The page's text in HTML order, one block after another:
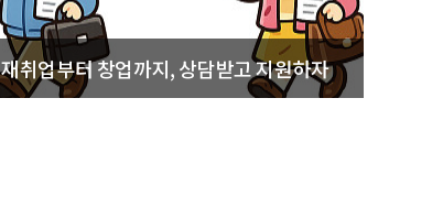
재취업부터 창업까지, 상담받고 지원하자